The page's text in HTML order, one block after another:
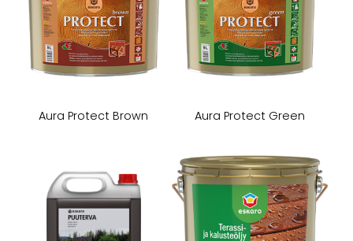
Aura Protect Brown Aura Protect Green